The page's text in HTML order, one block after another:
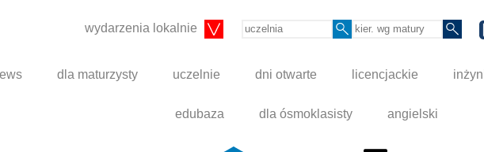
wydarzenia lokalnie
dla maturzysty uczelnie dni otwarte licencjackie
edubaza dla ósmoklasisty angielski